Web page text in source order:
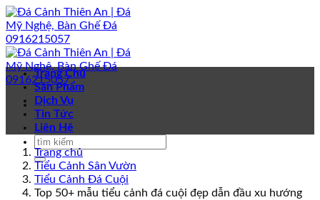
Bỏ
qua
nội
dung
Trang Chủ
Sản Phẩm
Dịch Vụ
Tin Tức
Liên Hệ
Trang chủ
Tiểu Cảnh Sân Vườn
Tiểu Cảnh Đá Cuội
Top 50+ mẫu tiểu cảnh đá cuội đẹp dẫn đầu xu hướng